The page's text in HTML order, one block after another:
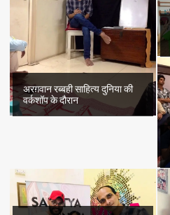
अरग़वान रब्बही साहित्य दुनिया की
वर्कशॉप के दौरान